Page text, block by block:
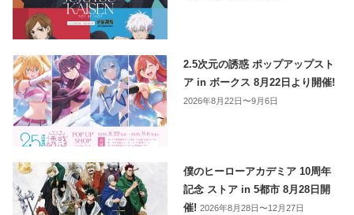
2.5次元の誘惑 ポップアップスト
ア in ボークス 8月22日より開催!
2026年8月22日〜9月6日
僕のヒーローアカデミア 10周年
記念 ストア in 5都市 8月28日開
催!2026年8月28日〜12月27日